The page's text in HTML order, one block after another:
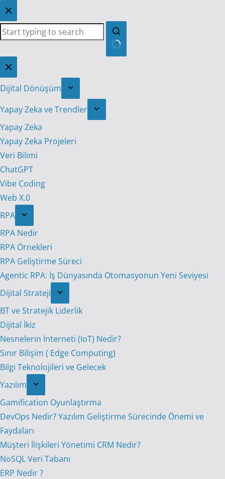
Skip
to
content
No
results
Dijital Dönüşüm
Yapay Zeka ve Trendler
Yapay Zeka
Yapay Zeka Projeleri
Veri Bilimi
ChatGPT
Vibe Coding
Web X.0
RPA
RPA Nedir
RPA Örnekleri
RPA Geliştirme Süreci
Agentic RPA: İş Dünyasında Otomasyonun Yeni Seviyesi
Dijital Strateji
BT ve Stratejik Liderlik
Dijital İkiz
Nesnelerin İnterneti (IoT) Nedir?
Sınır Bilişim ( Edge Computing)
Bilgi Teknolojileri ve Gelecek
Yazılım
Gamification Oyunlaştırma
DevOps Nedir? Yazılım Geliştirme Sürecinde Önemi ve
Faydaları
Müşteri İlişkileri Yönetimi CRM Nedir?
NoSQL Veri Tabanı
ERP Nedir ?